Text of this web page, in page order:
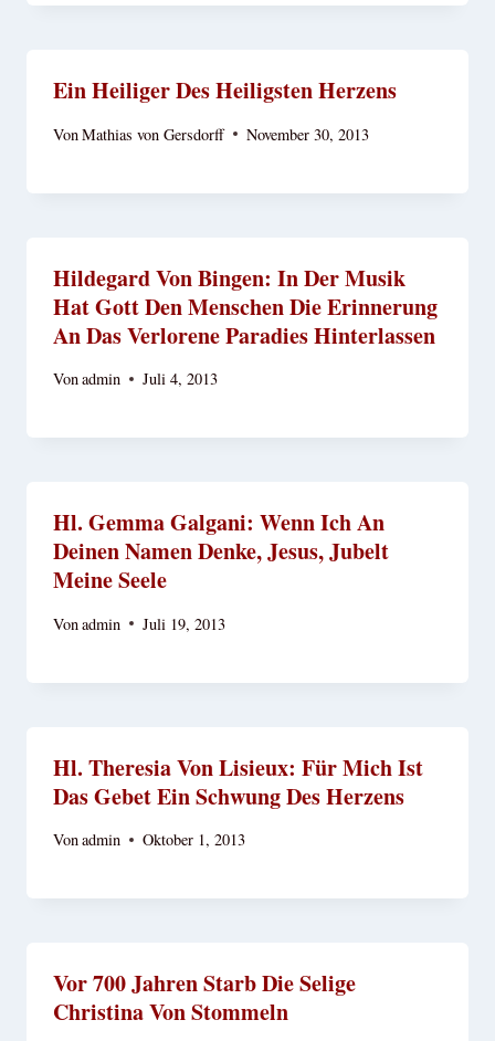
Ein Heiliger Des Heiligsten Herzens
VonMathias von Gersdorff November 30, 2013
Hildegard Von Bingen: In Der Musik
Hat Gott Den Menschen Die Erinnerung
An Das Verlorene Paradies Hinterlassen
Vonadmin Juli 4, 2013
Hl. Gemma Galgani: Wenn Ich An
Deinen Namen Denke, Jesus, Jubelt
Meine Seele
Vonadmin Juli 19, 2013
Hl. Theresia Von Lisieux: Für Mich Ist
Das Gebet Ein Schwung Des Herzens
Vonadmin Oktober 1, 2013
Vor 700 Jahren Starb Die Selige
Christina Von Stommeln